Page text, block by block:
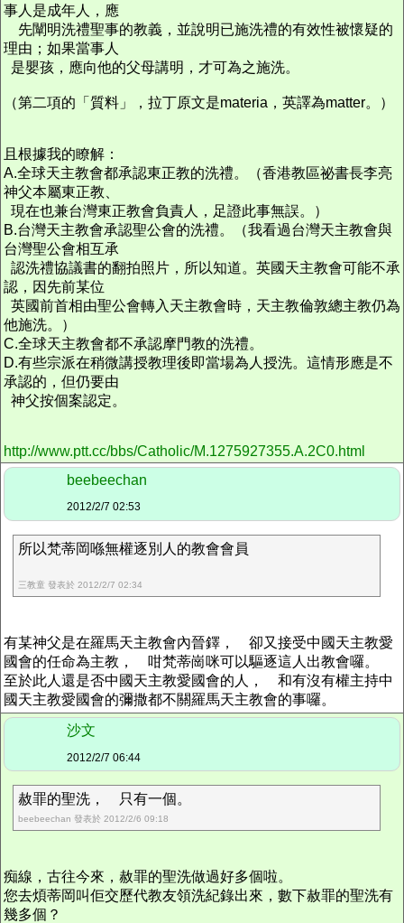
事人是成年人，應
先闡明洗禮聖事的教義，並說明已施洗禮的有效性被懷疑的
理由；如果當事人
是嬰孩，應向他的父母講明，才可為之施洗。
（第二項的「質料」，拉丁原文是materia，英譯為matter。）
且根據我的瞭解：
A.全球天主教會都承認東正教的洗禮。（香港教區祕書長李亮
神父本屬東正教、
現在也兼台灣東正教會負責人，足證此事無誤。）
B.台灣天主教會承認聖公會的洗禮。（我看過台灣天主教會與
台灣聖公會相互承
認洗禮協議書的翻拍照片，所以知道。英國天主教會可能不承
認，因先前某位
英國前首相由聖公會轉入天主教會時，天主教倫敦總主教仍為
他施洗。）
C.全球天主教會都不承認摩門教的洗禮。
D.有些宗派在稍微講授教理後即當場為人授洗。這情形應是不
承認的，但仍要由
神父按個案認定。
http://www.ptt.cc/bbs/Catholic/M.1275927355.A.2C0.html
beebeechan
2012/2/7 02:53
所以梵蒂岡喺無權逐別人的教會會員
三教童 發表於 2012/2/7 02:34
有某神父是在羅馬天主教會內晉鐸， 卻又接受中國天主教愛
國會的任命為主教， 咁梵蒂崗咪可以驅逐這人出教會囉。
至於此人還是否中國天主教愛國會的人， 和有沒有權主持中
國天主教愛國會的彌撒都不關羅馬天主教會的事囉。
沙文
2012/2/7 06:44
赦罪的聖洗， 只有一個。
beebeechan 發表於 2012/2/6 09:18
痴線，古往今來，赦罪的聖洗做過好多個啦。
您去煩蒂岡叫佢交歷代教友領洗紀錄出來，數下赦罪的聖洗有
幾多個？